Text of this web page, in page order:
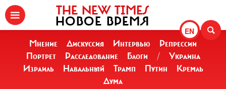
EN
THE NEW TIMES
НОВОЕ ВРЕМЯ
Мнение Дискуссия Интервью
Репрессии
Портрет
Расследование Блоги /
Украина
Израиль
Навальный Трамп Путин
Кремль
Дума